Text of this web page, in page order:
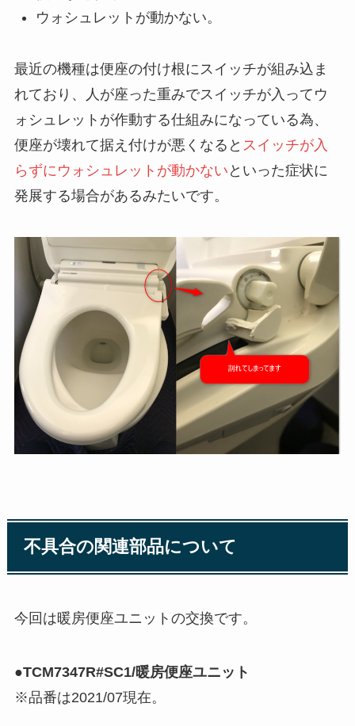
ウォシュレットが動かない。
最近の機種は便座の付け根にスイッチが組み込ま
れており、人が座った重みでスイッチが入ってウ
ォシュレットが作動する仕組みになっている為、
便座が壊れて据え付けが悪くなると スイッチが入
らずにウォシュレットが動かない といった症状に
発展する場合があるみたいです。
不具合の関連部品について
今回は暖房便座ユニットの交換です。
●TCM7347R#SC1/暖房便座ユニット
※品番は2021/07現在。